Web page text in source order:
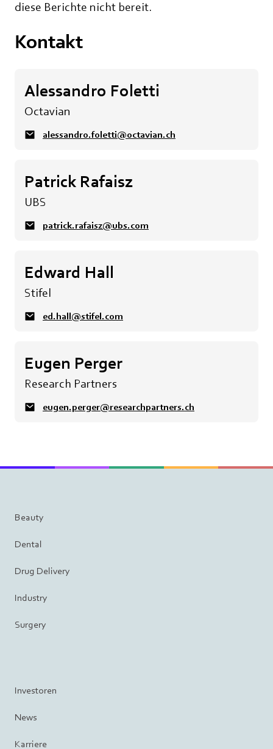
diese Berichte nicht bereit.
Kontakt
Alessandro Foletti
Octavian
alessandro.foletti@octavian.ch
Patrick Rafaisz
UBS
patrick.rafaisz@ubs.com
Edward Hall
Stifel
ed.hall@stifel.com
Eugen Perger
Research Partners
eugen.perger@researchpartners.ch
Beauty
Dental
Drug Delivery
Industry
Surgery
Investoren
News
Karriere